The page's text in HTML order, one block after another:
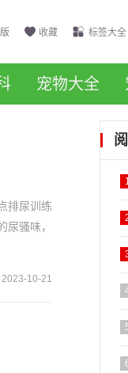
收藏 标签大全
宠物大全
排尿训练
骚味，
2023-10-21